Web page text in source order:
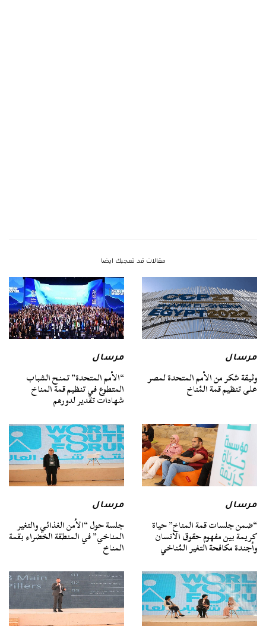
مقالات قد تعجبك ايضا
مرسال
وثيقة شكر من الأمم المتحدة لمصر
على تنظيم قمة المُناخ
مرسال
“الأمم المتحدة” تمنح الشباب
المتطوع في تنظيم قمة المناخ
شهادات تقدير لدورهم
مرسال
“ضمن جلسات قمة المناخ” حياة
كريمة بين مفهوم حقوق الانسان
وأجندة مكافحة التغير المُناخي
مرسال
جلسة حول “الأمن الغذائي والتغير
المناخي” في المنطقة الخضراء بقمة
المناخ